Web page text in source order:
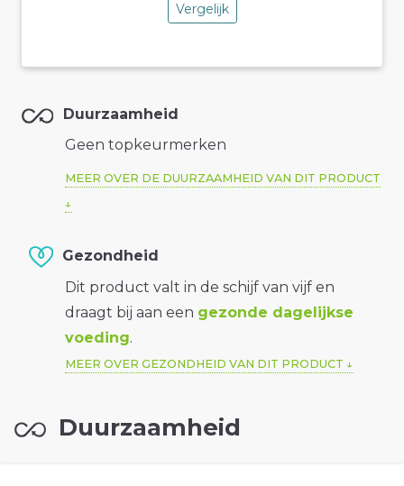
Vergelijk
Duurzaamheid
Geen topkeurmerken
MEER OVER DE DUURZAAMHEID VAN DIT PRODUCT
Gezondheid
Dit product valt in de schijf van vijf en
draagt bij aan een gezonde dagelijkse
voeding.
MEER OVER GEZONDHEID VAN DIT PRODUCT
Duurzaamheid